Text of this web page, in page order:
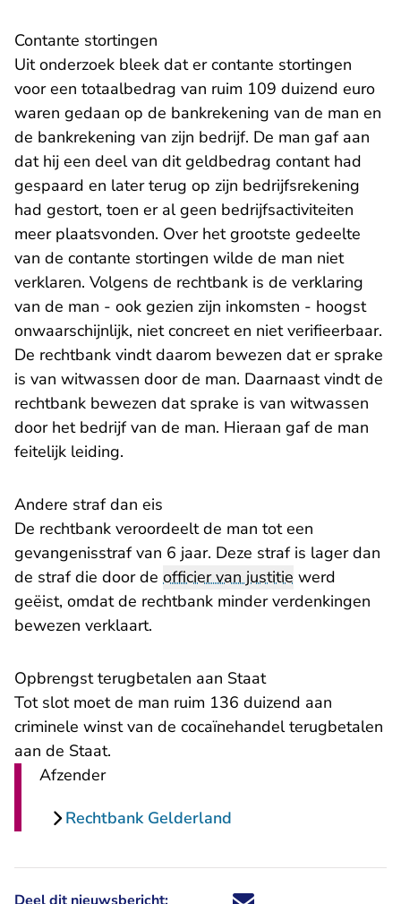
Contante stortingen
Uit onderzoek bleek dat er contante stortingen
voor een totaalbedrag van ruim 109 duizend euro
waren gedaan op de bankrekening van de man en
de bankrekening van zijn bedrijf. De man gaf aan
dat hij een deel van dit geldbedrag contant had
gespaard en later terug op zijn bedrijfsrekening
had gestort, toen er al geen bedrijfsactiviteiten
meer plaatsvonden. Over het grootste gedeelte
van de contante stortingen wilde de man niet
verklaren. Volgens de rechtbank is de verklaring
van de man - ook gezien zijn inkomsten - hoogst
onwaarschijnlijk, niet concreet en niet verifieerbaar.
De rechtbank vindt daarom bewezen dat er sprake
is van witwassen door de man. Daarnaast vindt de
rechtbank bewezen dat sprake is van witwassen
door het bedrijf van de man. Hieraan gaf de man
feitelijk leiding.
Andere straf dan eis
De rechtbank veroordeelt de man tot een
gevangenisstraf van 6 jaar. Deze straf is lager dan
de straf die door de officier van justitie werd
geëist, omdat de rechtbank minder verdenkingen
bewezen verklaart.
Opbrengst terugbetalen aan Staat
Tot slot moet de man ruim 136 duizend aan
criminele winst van de cocaïnehandel terugbetalen
aan de Staat.
Afzender
Rechtbank Gelderland